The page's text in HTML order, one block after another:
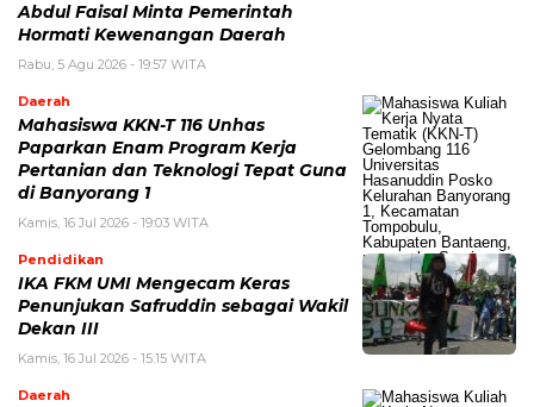
Abdul Faisal Minta Pemerintah
Hormati Kewenangan Daerah
Rabu, 5 Agu 2026 - 19:57 WITA
Daerah
Mahasiswa KKN-T 116 Unhas
Paparkan Enam Program Kerja
Pertanian dan Teknologi Tepat Guna
di Banyorang 1
Kamis, 16 Jul 2026 - 19:03 WITA
Pendidikan
IKA FKM UMI Mengecam Keras
Penunjukan Safruddin sebagai Wakil
Dekan III
Kamis, 16 Jul 2026 - 15:15 WITA
Daerah